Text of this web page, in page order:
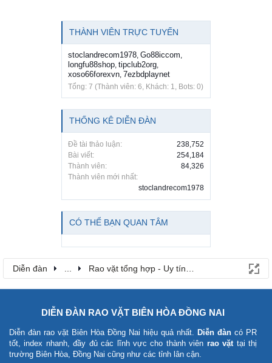
THÀNH VIÊN TRỰC TUYẾN
stoclandrecom1978 Go88iccom
longfu88shop tipclub2org
xoso66forexvn 7ezbdplaynet
Tổng: 7 (Thành viên: 6, Khách: 1, Bots: 0)
THỐNG KÊ DIỄN ĐÀN
Đề tài thảo luận:
238,752
Bài viết:
254,184
Thành viên:
84,326
Thành viên mới nhất:
stoclandrecom1978
CÓ THỂ BẠN QUAN TÂM
Diễn đàn Rao vặt tổng hợp - Uy tín - Miễn phí
DIỄN ĐÀN RAO VẶT BIÊN HÒA ĐỒNG NAI
Diễn đàn rao vặt Biên Hòa Đồng Nai hiệu quả nhất. Diễn đàn có PR
tốt, index nhanh, đầy đủ các lĩnh vực cho thành viên rao vặt tại thị
trường Biên Hòa, Đồng Nai cũng như các tỉnh lân cận.